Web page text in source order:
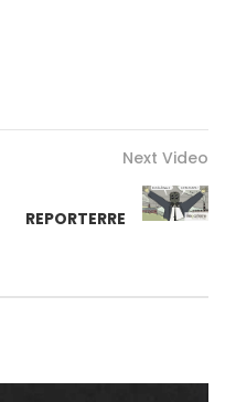
Next Video
REPORTERRE